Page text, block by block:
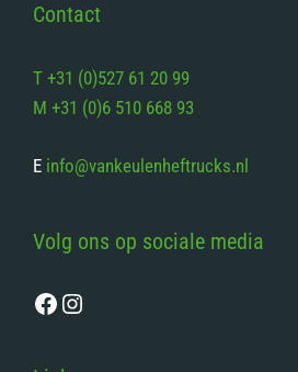
Contact
T +31 (0)527 61 20 99
M +31 (0)6 510 668 93
E info@vankeulenheftrucks.nl
Volg ons op sociale media
Facebook
Instagram